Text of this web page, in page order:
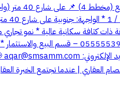
أرض تجارية
ذات كثافة سكانية عالية * نمو
aqar@smsamm.com